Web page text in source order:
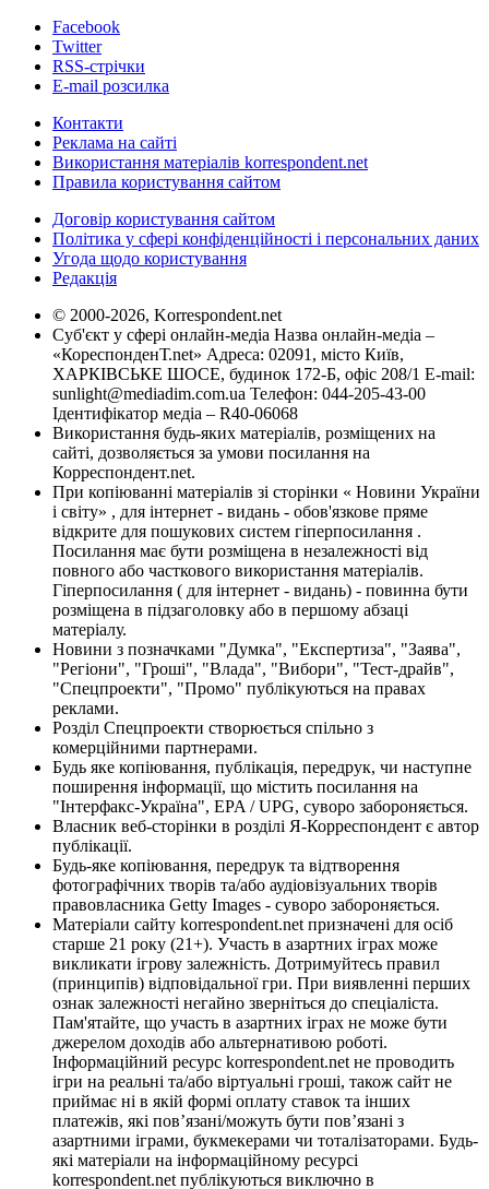
Facebook
Twitter
RSS-стрічки
E-mail розсилка
Контакти
Реклама на сайті
Використання матеріалів korrespondent.net
Правила користування сайтом
Договір користування сайтом
Політика у сфері конфіденційності і персональних даних
Угода щодо користування
Редакція
© 2000-2026, Korrespondent.net
Суб'єкт у сфері онлайн-медіа Назва онлайн-медіа –
«КореспонденТ.net» Адреса: 02091, місто Київ,
ХАРКІВСЬКЕ ШОСЕ, будинок 172-Б, офіс 208/1 E-mail:
sunlight@mediadim.com.ua Телефон: 044-205-43-00
Ідентифікатор медіа – R40-06068
Використання будь-яких матеріалів, розміщених на
сайті, дозволяється за умови посилання на
Корреспондент.net.
При копіюванні матеріалів зі сторінки « Новини України
і світу» , для інтернет - видань - обов'язкове пряме
відкрите для пошукових систем гіперпосилання .
Посилання має бути розміщена в незалежності від
повного або часткового використання матеріалів.
Гіперпосилання ( для інтернет - видань) - повинна бути
розміщена в підзаголовку або в першому абзаці
матеріалу.
Новини з позначками "Думка", "Експертиза", "Заява",
"Регіони", "Гроші", "Влада", "Вибори", "Тест-драйв",
"Спецпроекти", "Промо" публікуються на правах
реклами.
Розділ Спецпроекти створюється спільно з
комерційними партнерами.
Будь яке копіювання, публікація, передрук, чи наступне
поширення інформації, що містить посилання на
"Інтерфакс-Україна", EPA / UPG, суворо забороняється.
Власник веб-сторінки в розділі Я-Корреспондент є автор
публікації.
Будь-яке копіювання, передрук та відтворення
фотографічних творів та/або аудіовізуальних творів
правовласника Getty Images - суворо забороняється.
Матеріали сайту korrespondent.net призначені для осіб
старше 21 року (21+). Участь в азартних іграх може
викликати ігрову залежність. Дотримуйтесь правил
(принципів) відповідальної гри. При виявленні перших
ознак залежності негайно зверніться до спеціаліста.
Пам'ятайте, що участь в азартних іграх не може бути
джерелом доходів або альтернативою роботі.
Інформаційний ресурс korrespondent.net не проводить
ігри на реальні та/або віртуальні гроші, також сайт не
приймає ні в якій формі оплату ставок та інших
платежів, які пов’язані/можуть бути пов’язані з
азартними іграми, букмекерами чи тоталізаторами. Будь-
які матеріали на інформаційному ресурсі
korrespondent.net публікуються виключно в